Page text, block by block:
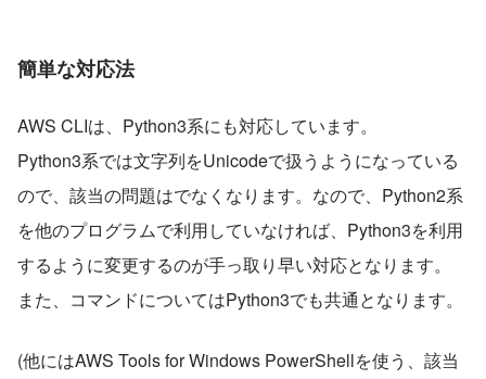
簡単な対応法
AWS CLIは、Python3系にも対応しています。
Python3系では文字列をUnicodeで扱うようになっている
ので、該当の問題はでなくなります。なので、Python2系
を他のプログラムで利用していなければ、Python3を利用
するように変更するのが手っ取り早い対応となります。
また、コマンドについてはPython3でも共通となります。
(他にはAWS Tools for Windows PowerShellを使う、該当